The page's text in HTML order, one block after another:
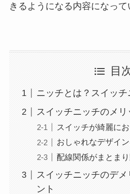
きるようになる内容になって
目
ニッチとは？スイッチ
スイッチニッチのメリ
スイッチが綺麗に
おしゃれなデザイ
配線関係がまとま
スイッチニッチのデ
ント